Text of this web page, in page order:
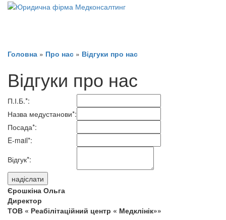
Головна » Про нас » Відгуки про нас
Відгуки про нас
П.І.Б.*:
Назва медустанови*:
Посада*:
E-mail*:
Відгук*:
Єрошкіна Ольга
Директор
ТОВ « Реабілітаційний центр « Медклінік»»